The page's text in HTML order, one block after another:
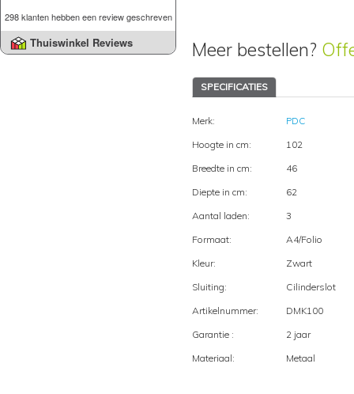
298 klanten hebben een review geschreven
Thuiswinkel Reviews Meer bestellen?
SPECIFICATIES
Merk:
PDC
Hoogte in cm:
102
Breedte in cm:
46
Diepte in cm:
62
Aantal laden:
3
Formaat:
A4/Folio
Kleur:
Zwart
Sluiting:
Cilinderslot
Artikelnummer:
DMK100
Garantie :
2 jaar
Materiaal:
Metaal